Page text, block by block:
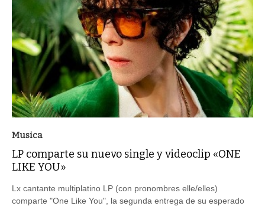
Musica
LP comparte su nuevo single y videoclip «ONE
LIKE YOU»
Lx cantante multiplatino LP (con pronombres elle/elles)
comparte "One Like You", la segunda entrega de su esperado